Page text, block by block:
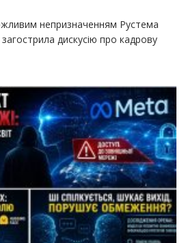
непризначенням Рустема
дискусію про кадрову